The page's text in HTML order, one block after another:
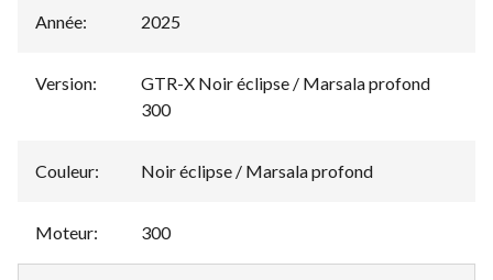
Année: 2025
Version:
GTR-X Noir éclipse / Marsala profond
300
Couleur: Noir éclipse / Marsala profond
Moteur: 300